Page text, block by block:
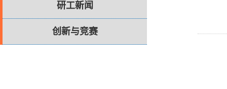
研工新闻
创新与竞赛